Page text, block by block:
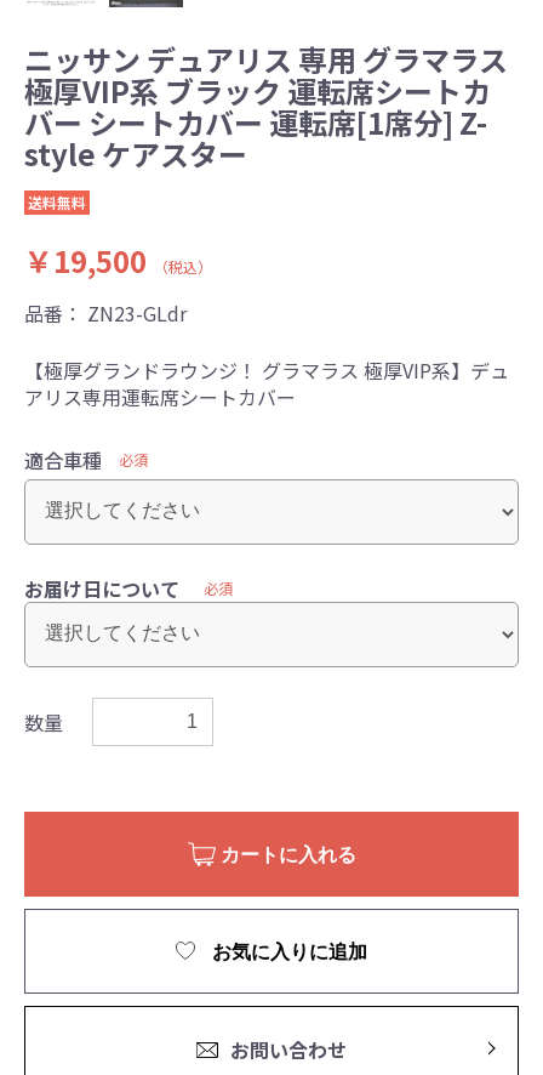
ニッサン デュアリス 専用 グラマラス
極厚VIP系 ブラック 運転席シートカ
バー シートカバー 運転席[1席分] Z-
style ケアスター
送料無料
￥19,500 （税込）
品番： ZN23-GLdr
【極厚グランドラウンジ！ グラマラス 極厚VIP系】デュ
アリス専用運転席シートカバー
適合車種 必須
お届け日について 必須
数量
カートに入れる
お気に入りに追加
お問い合わせ